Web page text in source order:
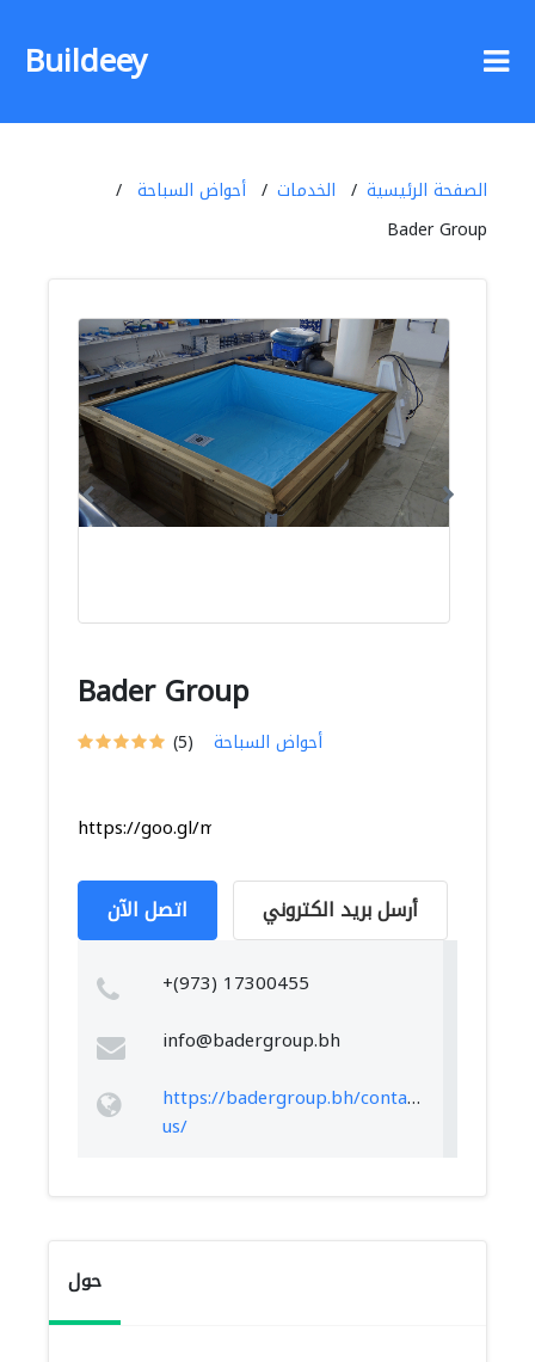
Buildeey
الصفحة الرئيسية الخدمات
أحواض السباحة
Bader Group
Bader Group
(5) أحواض السباحة
https://goo.gl/maps/cotATyie1hFpL9XJ6
اتصل الآن أرسل بريد الكتروني
+(973) 17300455
info@badergroup.bh
https://badergroup.bh/contact-
us/
حول